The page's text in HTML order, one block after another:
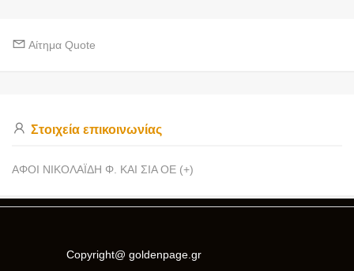
Αίτημα Quote
Στοιχεία επικοινωνίας
ΑΦΟΙ ΝΙΚΟΛΑΪΔΗ Φ. ΚΑΙ ΣΙΑ ΟΕ (+)
Copyright@ goldenpage.gr